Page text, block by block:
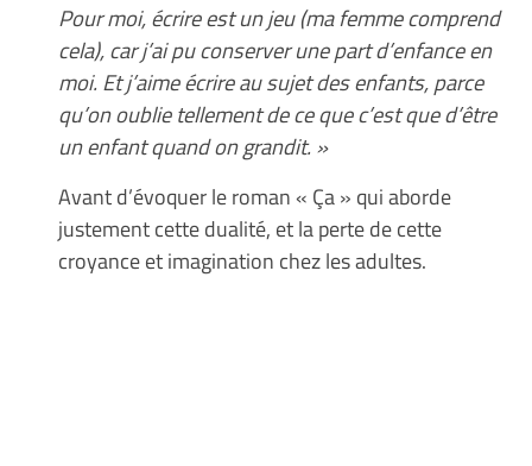
Pour moi, écrire est un jeu (ma femme comprend
cela), car j’ai pu conserver une part d’enfance en
moi. Et j’aime écrire au sujet des enfants, parce
qu’on oublie tellement de ce que c’est que d’être
un enfant quand on grandit. »
Avant d’évoquer le roman « Ça » qui aborde
justement cette dualité, et la perte de cette
croyance et imagination chez les adultes.